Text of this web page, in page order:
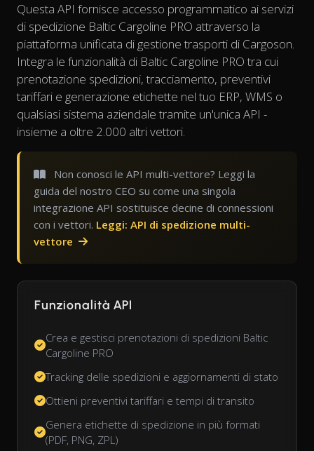
Questa API fornisce accesso programmatico ai servizi
di spedizione Baltic Cargoline PRO attraverso la
piattaforma unificata di gestione trasporti di Cargoson.
Integra le funzionalità di Baltic Cargoline PRO tra cui
prenotazione spedizioni, tracciamento, preventivi
tariffari e generazione etichette nel tuo ERP, WMS o
qualsiasi sistema aziendale tramite un'unica API -
insieme a oltre 2.000 altri vettori.
Non conosci le API multi-vettore? Leggi la
guida del nostro CEO su come una singola
integrazione API sostituisce decine di connessioni
con i vettori. Leggi: API di spedizione multi-
vettore
Funzionalità API
Crea e gestisci prenotazioni di spedizioni Baltic
Cargoline PRO
Tracking delle spedizioni e aggiornamenti di stato
Ottieni preventivi tariffari e tempi di transito
Genera etichette di spedizione in più formati
(PDF, PNG, ZPL)